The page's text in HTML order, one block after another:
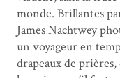
monde. Brillantes
James Nachtwey
un voyageur en
drapeaux de